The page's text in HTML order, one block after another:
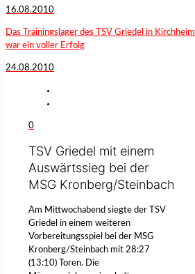
16.08.2010
Das Trainingslager des TSV Griedel in Kirchheim
war ein voller Erfolg
24.08.2010
0
TSV Griedel mit einem
Auswärtssieg bei der
MSG Kronberg/Steinbach
Am Mittwochabend siegte der TSV
Griedel in einem weiteren
Vorbereitungsspiel bei der MSG
Kronberg/Steinbach mit 28:27
(13:10) Toren. Die